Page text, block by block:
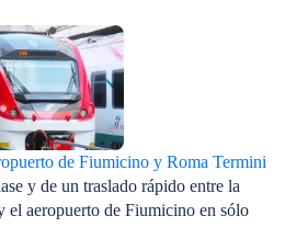
de Fiumicino y Roma Termini
y de un traslado rápido entre la
el aeropuerto de Fiumicino en sólo